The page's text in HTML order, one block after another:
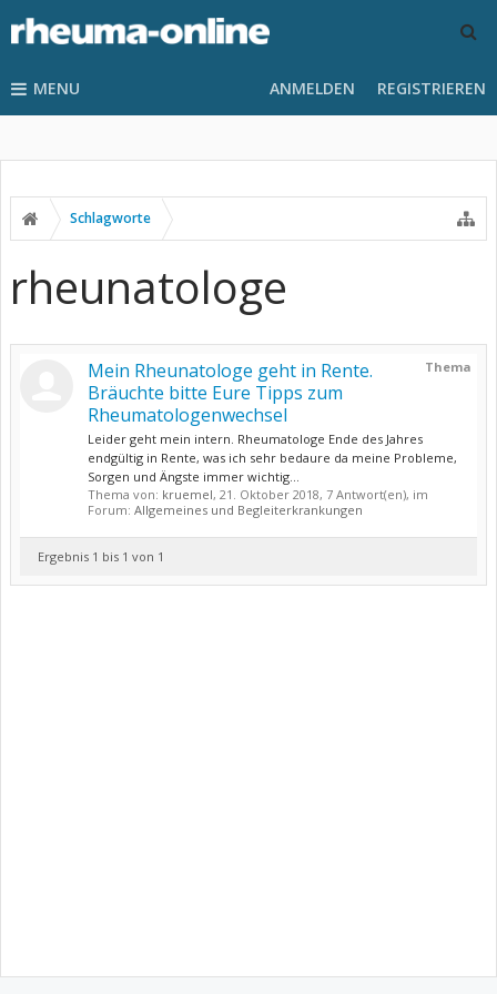
MENU ANMELDEN REGISTRIEREN
Schlagworte
rheunatologe
Thema
Mein Rheunatologe geht in Rente.
Bräuchte bitte Eure Tipps zum
Rheumatologenwechsel
Leider geht mein intern. Rheumatologe Ende des Jahres
endgültig in Rente, was ich sehr bedaure da meine Probleme,
Sorgen und Ängste immer wichtig...
Thema von: kruemel, 21. Oktober 2018, 7 Antwort(en), im
Forum: Allgemeines und Begleiterkrankungen
Ergebnis 1 bis 1 von 1